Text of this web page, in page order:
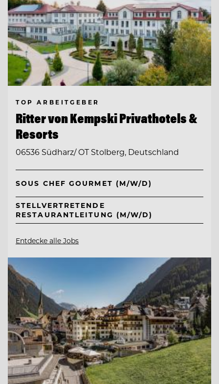
TOP ARBEITGEBER
Ritter von Kempski Privathotels &
Resorts
06536 Südharz/ OT Stolberg, Deutschland
SOUS CHEF GOURMET (M/W/D)
STELLVERTRETENDE
RESTAURANTLEITUNG (M/W/D)
Entdecke alle Jobs